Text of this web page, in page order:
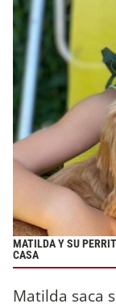
MATILDA Y SU
CASA
Matilda saca